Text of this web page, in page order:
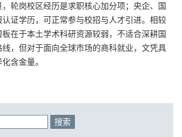
轮岗校区经历是求职核心加分项；央企、国
证学历，可正常参与校招与人才引进。相较
在于本土学术科研资源较弱，不适合深耕国
，但对于面向全球市场的商科就业，文凭具
含金量。